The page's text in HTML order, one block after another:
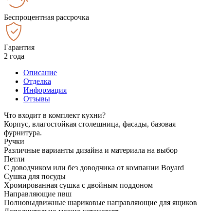
Беспроцентная рассрочка
Гарантия
2 года
Описание
Отделка
Информация
Отзывы
Что входит в комплект кухни?
Корпус, влагостойкая столешница, фасады, базовая
фурнитура.
Ручки
Различные варианты дизайна и материала на выбор
Петли
С доводчиком или без доводчика от компании Boyard
Сушка для посуды
Хромированная сушка с двойным поддоном
Направляющие пвш
Полновыдвижные шариковые направляющие для ящиков